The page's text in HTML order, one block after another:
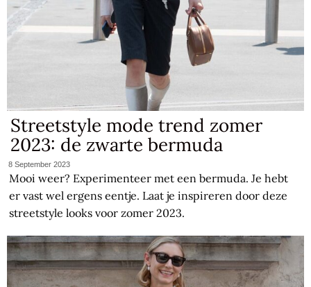
Streetstyle mode trend zomer
2023: de zwarte bermuda
8 September 2023
Mooi weer? Experimenteer met een bermuda. Je hebt
er vast wel ergens eentje. Laat je inspireren door deze
streetstyle looks voor zomer 2023.